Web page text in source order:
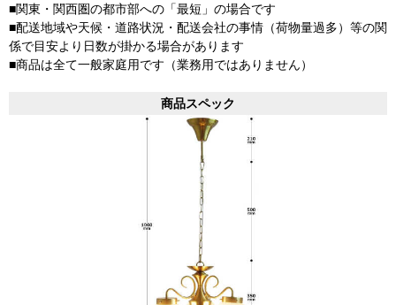
■関東・関西圏の都市部への「最短」の場合です
■配送地域や天候・道路状況・配送会社の事情（荷物量過多）等の関
係で目安より日数が掛かる場合があります
■商品は全て一般家庭用です（業務用ではありません）
商品スペック